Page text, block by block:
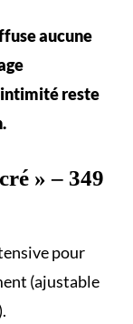
aucune
reste
» – 349
pour
(ajustable